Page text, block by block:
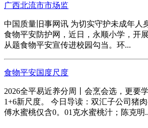
广西北流市市场监
中国质量旧事网讯 为切实守护未成年人
食物平安防护网，近日，永顺小学，开
从题食物平安宣传进校园勾当。环...
食物平安国度尺度
2026全平易近养分周丨会烹会选，更要
1+6新尺度。 今日导读：双汇子公司猪
傅水蜜桃仅含0。01克水蜜桃汁；陈克明